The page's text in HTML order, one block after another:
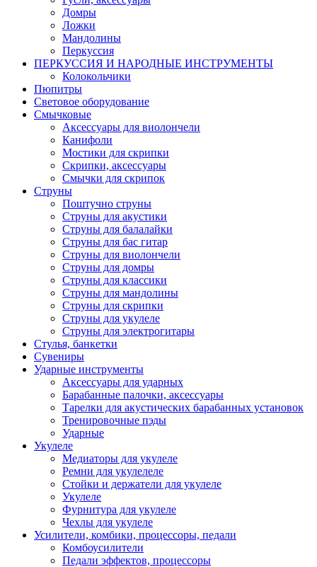
Домры
Ложки
Мандолины
Перкуссия
ПЕРКУССИЯ И НАРОДНЫЕ ИНСТРУМЕНТЫ
Колокольчики
Пюпитры
Световое оборудование
Смычковые
Аксессуары для виолончели
Канифоли
Мостики для скрипки
Скрипки, аксессуары
Смычки для скрипок
Струны
Поштучно струны
Струны для акустики
Струны для балалайки
Струны для бас гитар
Струны для виолончели
Струны для домры
Струны для классики
Струны для мандолины
Струны для скрипки
Струны для укулеле
Струны для электрогитары
Стулья, банкетки
Сувениры
Ударные инструменты
Аксессуары для ударных
Барабанные палочки, аксессуары
Тарелки для акустических барабанных установок
Тренировочные пэды
Ударные
Укулеле
Медиаторы для укулеле
Ремни для укулелеле
Стойки и держатели для укулеле
Укулеле
Фурнитура для укулеле
Чехлы для укулеле
Усилители, комбики, процессоры, педали
Комбоусилители
Педали эффектов, процессоры